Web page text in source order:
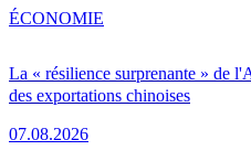
La « résilience surprenante » de
des exportations chinoises
07.08.2026
ÉCONOMIE